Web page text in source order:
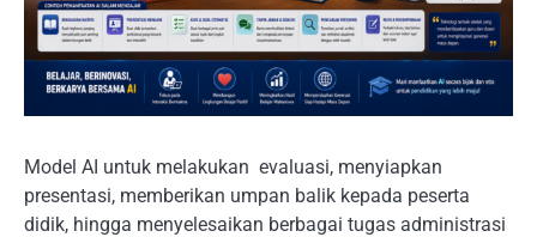
Model AI untuk melakukan evaluasi, menyiapkan
presentasi, memberikan umpan balik kepada peserta
didik, hingga menyelesaikan berbagai tugas administrasi